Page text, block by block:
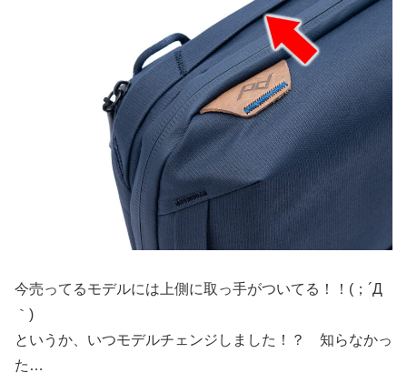
今売ってるモデルには上側に取っ手がついてる！！(；´Д
｀)
というか、いつモデルチェンジしました！？ 知らなかっ
た…